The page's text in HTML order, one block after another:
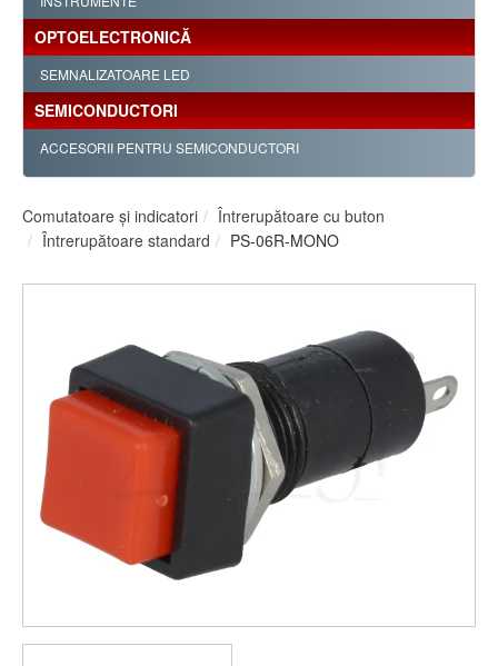
OPTOELECTRONICĂ
SEMNALIZATOARE LED
SEMICONDUCTORI
ACCESORII PENTRU SEMICONDUCTORI
Comutatoare şi indicatori
Întrerupătoare cu buton
Întrerupătoare standard
PS-06R-MONO